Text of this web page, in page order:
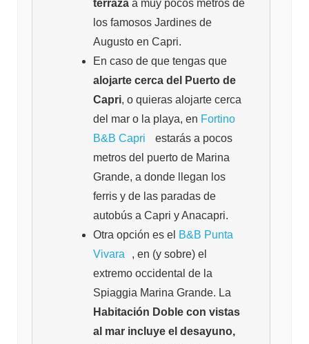
terrazaa muy pocos metros de
los famosos Jardines de
Augusto en Capri.
En caso de que tengas que
alojarte cerca del Puerto de
Capri, o quieras alojarte cerca
del mar o la playa, en Fortino
B&B Capri
estarás a pocos
metros del puerto de Marina
Grande, a donde llegan los
ferris y de las paradas de
autobús a Capri y Anacapri.
Otra opción es el B&B Punta
Vivara
, en (y sobre) el
extremo occidental de la
Spiaggia Marina Grande. La
Habitación Doble con vistas
al mar incluye el desayuno,